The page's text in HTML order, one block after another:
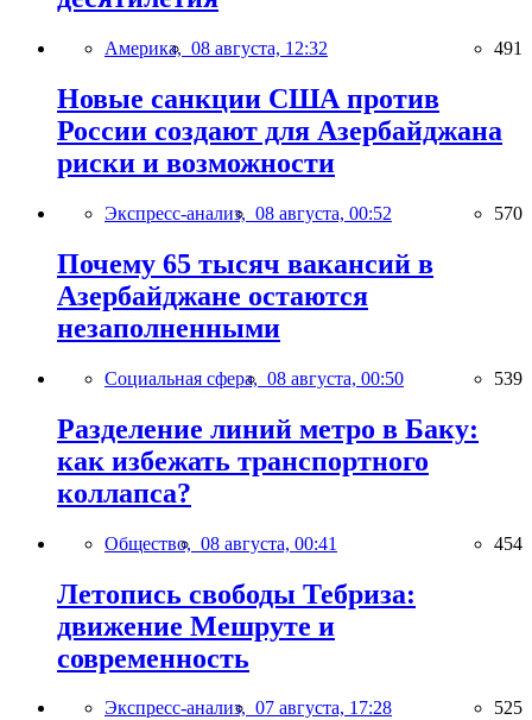
Америка, 08 августа, 12:32 491
Новые санкции США против
России создают для Азербайджана
риски и возможности
Экспресс-анализ, 08 августа, 00:52 570
Почему 65 тысяч вакансий в
Азербайджане остаются
незаполненными
Социальная сфера, 08 августа, 00:50 539
Разделение линий метро в Баку:
как избежать транспортного
коллапса?
Общество, 08 августа, 00:41 454
Летопись свободы Тебриза:
движение Мешруте и
современность
Экспресс-анализ, 07 августа, 17:28 525